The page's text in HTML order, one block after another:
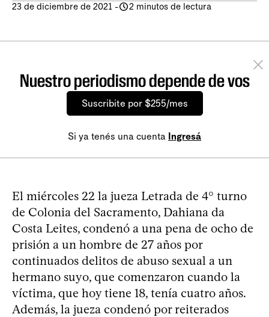
23 de diciembre de 2021 - 2 minutos de lectura
Nuestro periodismo depende de vos
Suscribite por $255/mes
Si ya tenés una cuenta Ingresá
El miércoles 22 la jueza Letrada de 4° turno
de Colonia del Sacramento, Dahiana da
Costa Leites, condenó a una pena de ocho de
prisión a un hombre de 27 años por
continuados delitos de abuso sexual a un
hermano suyo, que comenzaron cuando la
víctima, que hoy tiene 18, tenía cuatro años.
Además, la jueza condenó por reiterados